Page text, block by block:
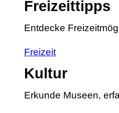
Freizeittipps
Entdecke
Freizeit
Kultur
Erkunde Museen,